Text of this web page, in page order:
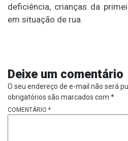
deficiência, crianças da
em situação de rua.
Deixe um comentário
O seu endereço de e-mail não será
obrigatórios são marcados com *
COMENTÁRIO *